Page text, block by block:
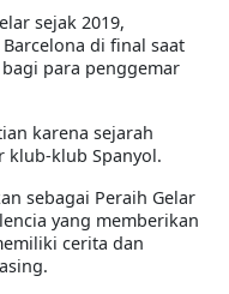
sejak 2019,
di final saat
para penggemar
karena sejarah
klub-klub Spanyol.
sebagai Peraih Gelar
yang memberikan
cerita dan